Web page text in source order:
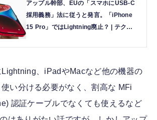
アップル幹部、EUの「スマホにUSB-C
採用義務」法に従うと発言。「iPhone
15 Pro」ではLightning廃止？ | テクノ
、iPadやMacなど他の機器の
い分ける必要がなく、割高な MFi
認証ケーブルでなくても使えるなど